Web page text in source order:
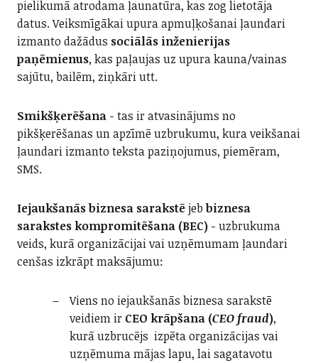
pielikumā atrodama ļaunatūra, kas zog lietotāja
datus. Veiksmīgākai upura apmuļķošanai ļaundari
izmanto dažādus sociālās inženierijas
paņēmienus, kas paļaujas uz upura kauna/vainas
sajūtu, bailēm, ziņkāri utt.
Smikšķerēšana- tas ir atvasinājums no
pikšķerēšanas un apzīmē uzbrukumu, kura veikšanai
ļaundari izmanto teksta paziņojumus, piemēram,
SMS.
Iejaukšanās biznesa sarakstējeb biznesa
sarakstes kompromitēšana (BEC)- uzbrukuma
veids, kurā organizācijai vai uzņēmumam ļaundari
cenšas izkrāpt maksājumu:
Viens no iejaukšanās biznesa sarakstē
veidiem ir CEO krāpšana (CEO fraud),
kurā uzbrucējs izpēta organizācijas vai
uzņēmuma mājas lapu, lai sagatavotu